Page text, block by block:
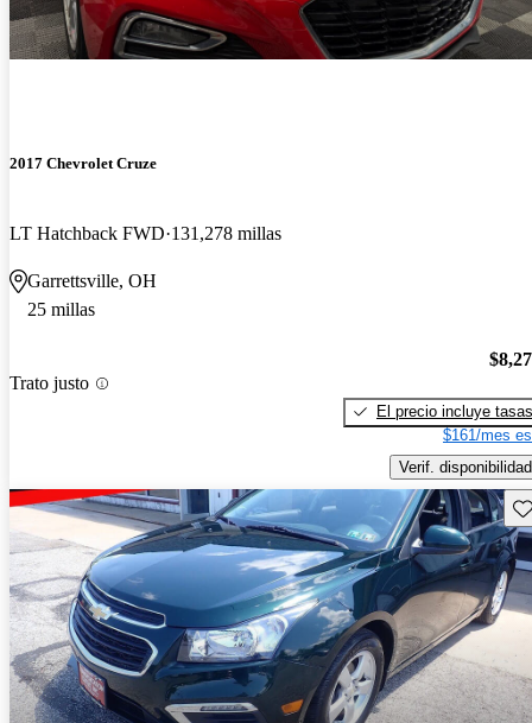
2017 Chevrolet Cruze
LT Hatchback FWD 131,278 millas
Garrettsville, OH
25 millas
Trato justo
El precio incluye tasas
$161/mes
Verif. disponibilidad